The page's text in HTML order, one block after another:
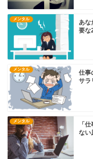
メンタル
あな
要な
メンタル
仕事
サラ
メンタル
「
ない